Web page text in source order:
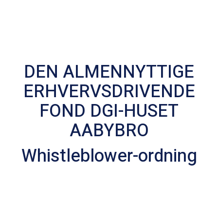
DEN ALMENNYTTIGE
ERHVERVSDRIVENDE
FOND DGI-HUSET
AABYBRO
Whistleblower-ordning